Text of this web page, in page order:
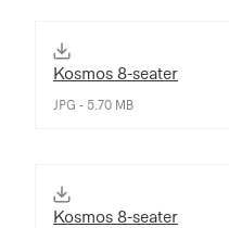
Kosmos 8-seater
JPG - 5.70 MB
Kosmos 8-seater